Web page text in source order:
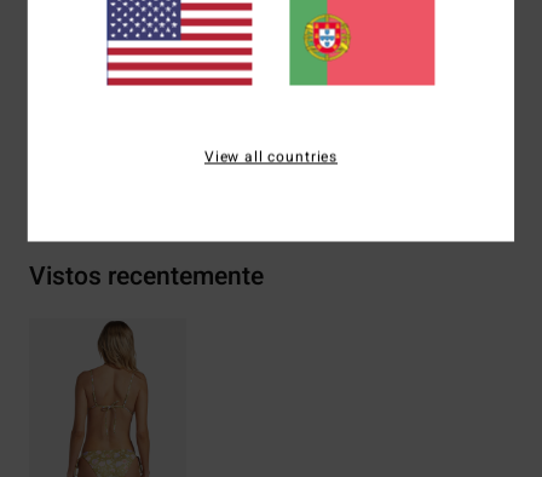
Outras características:Mistura de estampado reversível
Materiais84% poliéster reciclado, 16% elastano
Vistos recentemente
View all countries